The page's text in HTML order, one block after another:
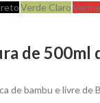
Verde Claro
de 500ml
de bambu e livre de